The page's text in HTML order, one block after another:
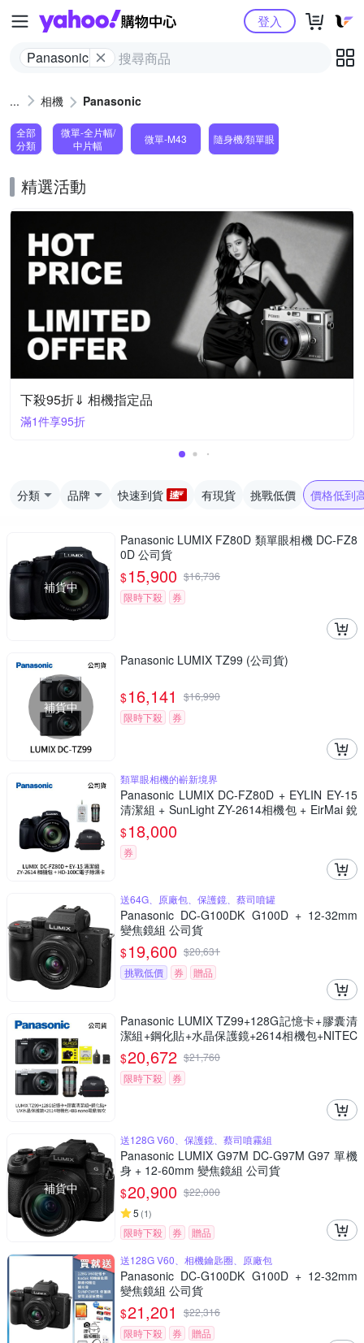
Yahoo購物中心
Panasonic
登入
相機 Panasonic
全部
分類
微單-全片幅/
中片幅
微單-M43 隨身機/類單眼
精選活動
下殺95折⇓ 相機指定品
滿1件享95折
分類 品牌 快速到貨 有現貨 挑戰低價 價格低到
補貨中
Panasonic LUMIX FZ80D 類單眼相機 DC-FZ8
0D 公司貨
$15,900 $16,736
限時下殺
券
補貨中
Panasonic LUMIX TZ99 (公司貨)
$16,141 $16,990
限時下殺
券
類單眼相機的嶄新境界
Panasonic LUMIX DC-FZ80D + EYLIN EY-15
清潔組 + SunLight ZY-2614相機包 + EirMai 銳
瑪 HD-100C電子除濕卡 FZ80D (公司貨)
$18,000
券
送64G、原廠包、保護鏡、蔡司噴罐
Panasonic DC-G100DK G100D + 12-32mm
變焦鏡組 公司貨
$19,600 $20,631
挑戰低價
券 贈品
Panasonic LUMIX TZ99+128G記憶卡+膠囊清
潔組+鋼化貼+水晶保護鏡+2614相機包+NITEC
ORE BB nano 迷你電動氣吹(公司貨)
$20,672 $21,760
限時下殺
券
補貨中
送128G V60、保護鏡、蔡司噴霧組
Panasonic LUMIX G97M DC-G97M G97 單機
身 + 12-60mm 變焦鏡組 公司貨
$20,900 $22,000
5 (1)
限時下殺 券
贈品
送128G V60、相機鑰匙圈、原廠包
Panasonic DC-G100DK G100D + 12-32mm
變焦鏡組 公司貨
$21,201 $22,316
限時下殺
券 贈品